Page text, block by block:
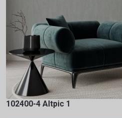
102400-4 Altpic 1